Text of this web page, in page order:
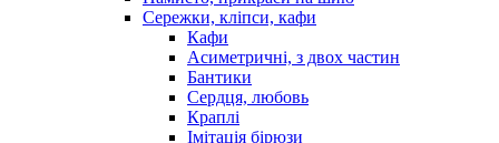
Сережки, кліпси, кафи
Кафи
Асиметричні, з двох частин
Бантики
Сердця, любовь
Краплі
Імітація бірюзи